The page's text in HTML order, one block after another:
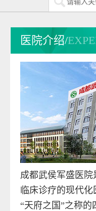
医院介绍/
成都武侯军盛医
临床诊疗的现代
“天府之国”之称